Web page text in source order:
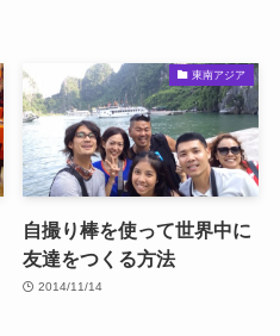
東南アジア
自撮り棒を使って世界中に
友達をつくる方法
2014/11/14